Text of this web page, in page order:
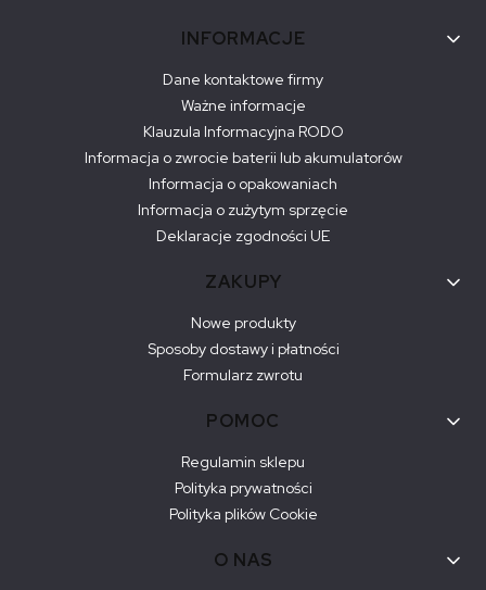
INFORMACJE
Dane kontaktowe firmy
Ważne informacje
Klauzula Informacyjna RODO
Informacja o zwrocie baterii lub akumulatorów
Informacja o opakowaniach
Informacja o zużytym sprzęcie
Deklaracje zgodności UE
ZAKUPY
Nowe produkty
Sposoby dostawy i płatności
Formularz zwrotu
POMOC
Regulamin sklepu
Polityka prywatności
Polityka plików Cookie
O NAS